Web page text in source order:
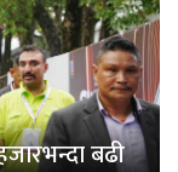
बढी